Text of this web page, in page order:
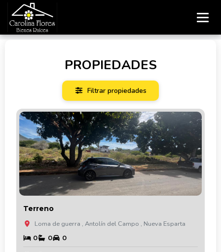
PROPIEDADES
Filtrar propiedades
Terreno
Loma de guerra , Antolín del Campo , Nueva Esparta
0 0 0